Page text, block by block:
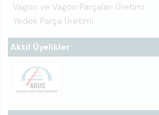
Vagon ve Vagon Parçaları Üretimi
Yedek Parça Üretimi
Aktif Üyelikler